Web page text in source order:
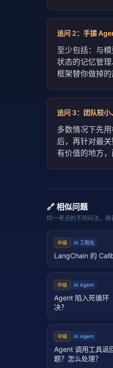
追问 2： 手搓
至少包括：与
状态的记忆管
框架替你做掉
追问 3： 团队较小
多数情况下先
后，再针对最
有价值的地方
🔗 相似问题
同一考点的不同问法，换
中级 AI 工程化
LangChain 的
中级 AI Agent
Agent 陷入死循环
决？
中级 AI Agent
Agent 调用工具返
题？怎么处理？